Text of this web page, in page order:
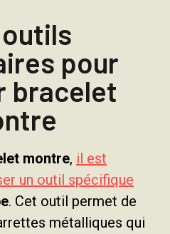
pour
bracelet
montre, il est
un outil spécifique
. Cet outil permet de
métalliques qui